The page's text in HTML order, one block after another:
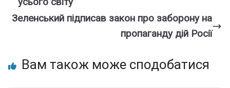
Зеленський підписав закон про заборону на
пропаганду дій Росії
Вам також може сподобатися